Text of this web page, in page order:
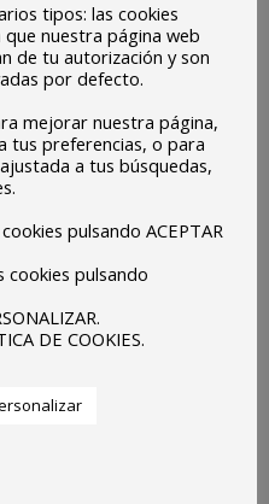
tipos: las cookies
nuestra página web
de tu autorización y son
por defecto.
mejorar nuestra página,
tus preferencias, o para
a tus búsquedas,
pulsando ACEPTAR
cookies pulsando
DE COOKIES.